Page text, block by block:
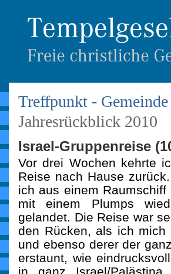
Treffpunkt -
Jahresrückblick 2010
Israel-Gruppenreise
Vor drei Wochen kehrte
Reise nach Hause
ich aus einem
mit einem Plumps
gelandet. Die Reise war
den Rücken, als ich mich
und ebenso derer der
erstaunt, wie